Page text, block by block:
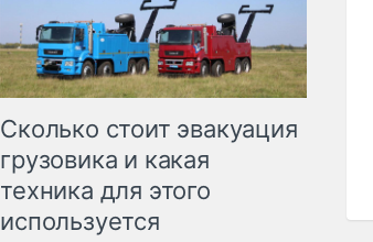
Сколько стоит эвакуация
грузовика и какая
техника для этого
используется